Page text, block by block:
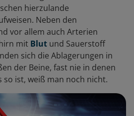
hierzulande
Neben den
vor allem auch Arterien
mit Blut und Sauerstoff
sich die Ablagerungen in
der Beine, fast nie in denen
so ist, weiß man noch nicht.